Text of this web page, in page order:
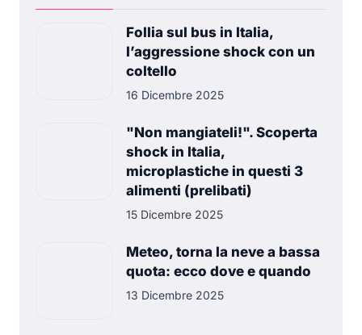
Follia sul bus in Italia,
l’aggressione shock con un
coltello
16 Dicembre 2025
"Non mangiateli!". Scoperta
shock in Italia,
microplastiche in questi 3
alimenti (prelibati)
15 Dicembre 2025
Meteo, torna la neve a bassa
quota: ecco dove e quando
13 Dicembre 2025